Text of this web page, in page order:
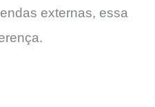
externas, essa